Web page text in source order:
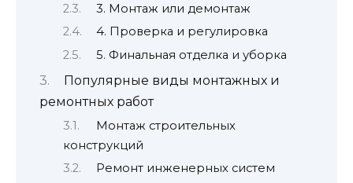
3. Монтаж или демонтаж
4. Проверка и регулировка
5. Финальная отделка и уборка
Популярные виды монтажных и
ремонтных работ
Монтаж строительных
конструкций
Ремонт инженерных систем